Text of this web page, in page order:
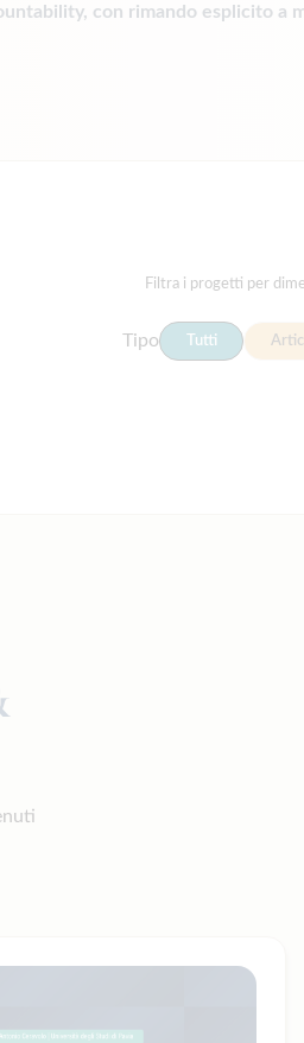
con rimando esplicito a
Filtra i progetti per
Tipo Tutti